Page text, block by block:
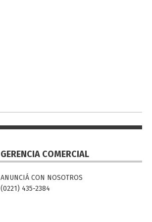
GERENCIA COMERCIAL
ANUNCIÁ CON NOSOTROS
(0221) 435-2384